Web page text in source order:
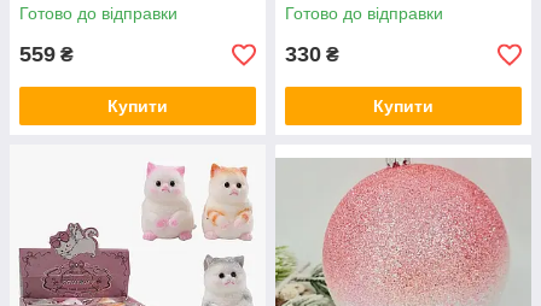
Готово до відправки
559 ₴
Купити
Готово до відправки
330 ₴
Купити